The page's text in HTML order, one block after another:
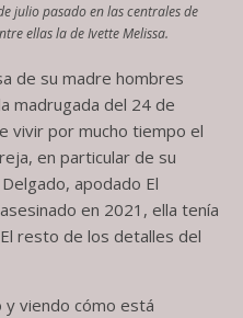
julio pasado en las centrales de
ellas la de Ivette Melissa.
de su madre hombres
madrugada del 24 de
vivir por mucho tiempo el
en particular de su
apodado El
en 2021, ella tenía
resto de los detalles del
y viendo cómo está